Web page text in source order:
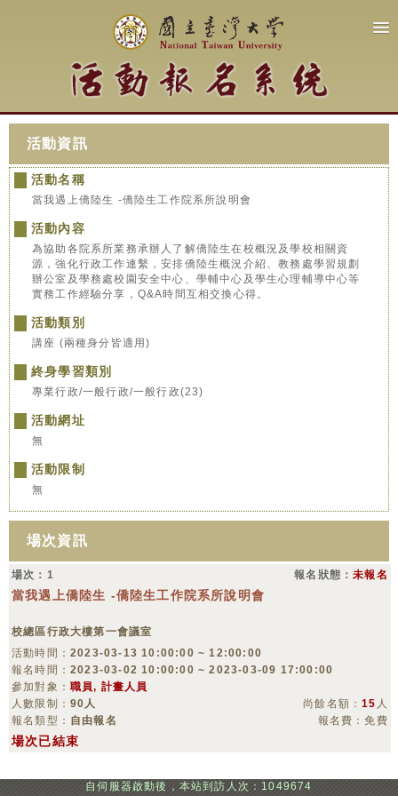
活動資訊
活動名稱
當我遇上僑陸生 -僑陸生工作院系所說明會
活動內容
為協助各院系所業務承辦人了解僑陸生在校概況及學校相關資
源，強化行政工作連繫，安排僑陸生概況介紹、教務處學習規劃
辦公室及學務處校園安全中心、學輔中心及學生心理輔導中心等
實務工作經驗分享，Q&A時間互相交換心得。
活動類別
講座 (兩種身分皆適用)
終身學習類別
專業行政/一般行政/一般行政(23)
活動網址
無
活動限制
無
場次資訊
場次：1 報名狀態：未報名
當我遇上僑陸生 -僑陸生工作院系所說明會
校總區行政大樓第一會議室
活動時間： 2023-03-13 10:00:00 ~ 12:00:00
報名時間： 2023-03-02 10:00:00 ~ 2023-03-09 17:00:00
參加對象： 職員, 計畫人員
人數限制： 90人 尚餘名額：15 人
報名類型： 自由報名 報名費：免費
場次已結束
自伺服器啟動後，本站到訪人次：1049674